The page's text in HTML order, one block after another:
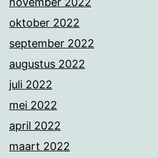
oktober 2022
september 2022
augustus 2022
juli 2022
mei 2022
april 2022
maart 2022